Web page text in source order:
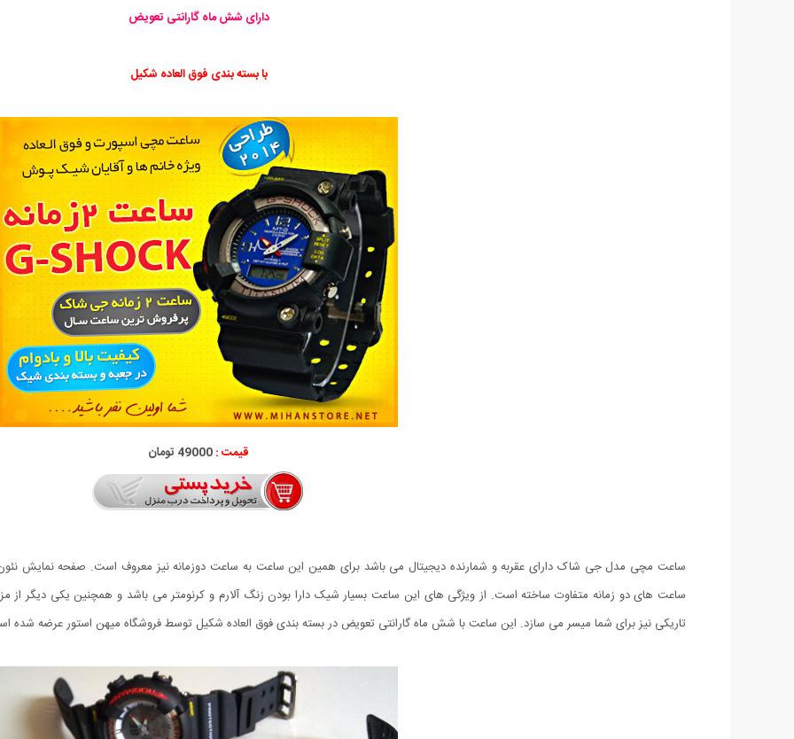
دارای شش ماه گارانتی تعویض
با بسته بندی فوق العاده شکیل
قیمت :49000 تومان
ساعت مچی مدل جی شاک دارای عقربه و شمارنده دیجیتال می باشد برای همین این ساعت به ساعت دوزمانه نیز معروف است. صفحه نمایش
تاریکی نیز برای شما میسر می سازد. این ساعت با شش ماه گارانتی تعویض در بسته بندی فوق العاده شکیل توسط فروشگاه میهن استور عرضه شده